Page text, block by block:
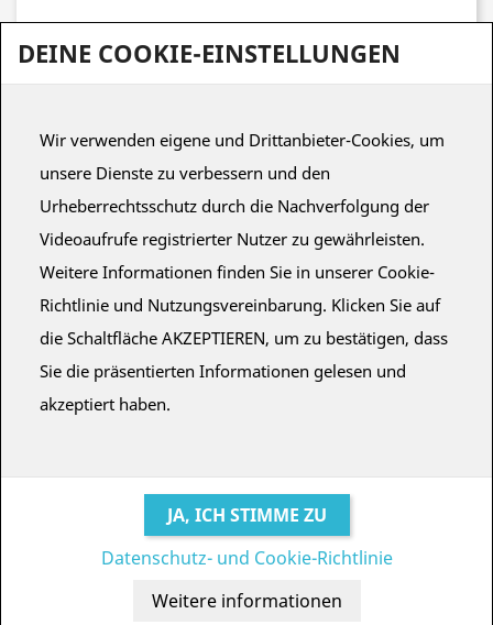
BENUTZERKONTO ERSTELLEN
BENUTZERANMELDUNG
Sevilla (SPANIEN)
Bedingungen und Konditionen·Rechtlicher Hinweis
DEINE COOKIE-EINSTELLUNGEN
Wir verwenden eigene und Drittanbieter-Cookies, um
unsere Dienste zu verbessern und den
Urheberrechtsschutz durch die Nachverfolgung der
Videoaufrufe registrierter Nutzer zu gewährleisten.
Weitere Informationen finden Sie in unserer Cookie-
Richtlinie und Nutzungsvereinbarung. Klicken Sie auf
die Schaltfläche AKZEPTIEREN, um zu bestätigen, dass
Sie die präsentierten Informationen gelesen und
akzeptiert haben.
Datenschutz- und Cookie-Richtlinie